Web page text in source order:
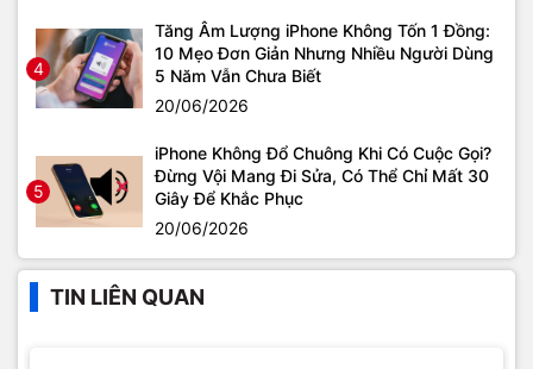
4
Tăng Âm Lượng iPhone Không Tốn 1 Đồng:
10 Mẹo Đơn Giản Nhưng Nhiều Người Dùng
5 Năm Vẫn Chưa Biết
20/06/2026
5
iPhone Không Đổ Chuông Khi Có Cuộc Gọi?
Đừng Vội Mang Đi Sửa, Có Thể Chỉ Mất 30
Giây Để Khắc Phục
20/06/2026
TIN LIÊN QUAN